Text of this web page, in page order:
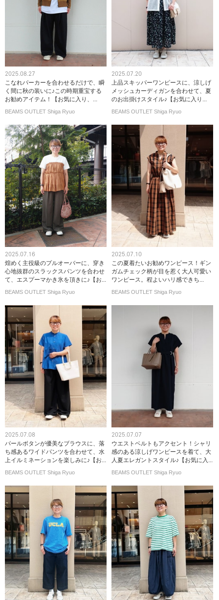
2025.08.27
こなれパーカーを合わせるだけで、瞬
く間に秋の装いに♪この時期重宝する
お勧めアイテム！【お気に入り、...
BEAMS OUTLET Shiga Ryuo
2025.07.20
上品スキッパーワンピースに、涼しげ
メッシュカーディガンを合わせて、夏
のお出掛けスタイル♪【お気に入り...
BEAMS OUTLET Shiga Ryuo
2025.07.16
煌めく主役級のプルオーバーに、穿き
心地抜群のスラックスパンツを合わせ
て、エスプーマかき氷を頂きに♪【お...
BEAMS OUTLET Shiga Ryuo
2025.07.10
この夏着たいお勧めワンピース！ギン
ガムチェック柄が目を惹く大人可愛い
ワンピース。程よいハリ感できち...
BEAMS OUTLET Shiga Ryuo
2025.07.08
パールボタンが優美なブラウスに、落
ち感あるワイドパンツを合わせて、水
上イルミネーションを楽しみに♪【お...
BEAMS OUTLET Shiga Ryuo
2025.07.07
ウエストベルトもアクセント！シャリ
感のある涼しげワンピースを着て、大
人夏エレガントスタイル♪【お気に入...
BEAMS OUTLET Shiga Ryuo